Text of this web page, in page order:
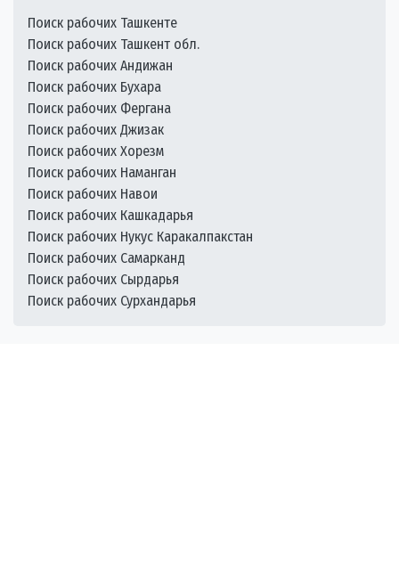
Поиск рабочих Ташкенте
Поиск рабочих Ташкент обл.
Поиск рабочих Андижан
Поиск рабочих Бухара
Поиск рабочих Фергана
Поиск рабочих Джизак
Поиск рабочих Хорезм
Поиск рабочих Наманган
Поиск рабочих Навои
Поиск рабочих Кашкадарья
Поиск рабочих Нукус Каракалпакстан
Поиск рабочих Самарканд
Поиск рабочих Сырдарья
Поиск рабочих Сурхандарья